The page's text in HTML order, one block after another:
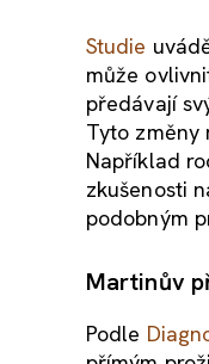
Studie
může
předávají
Tyto změny
Například
zkušenosti
podobným
Martinův
Podle